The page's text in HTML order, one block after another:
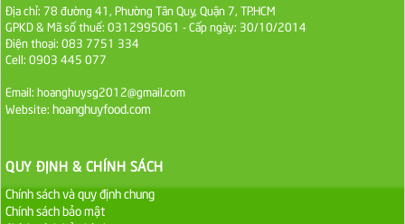
Sa Tế Tôm Cholimex PET Hũ 450g
Ớt Sa Tế Cholimex Hũ Thuỷ Tinh 150g
Nước tương cholimex 4,9L
75.000 VND
Địa chỉ: 78 đường 41, Phường Tân Quy, Quận 7, TP.HCM
GPKD & Mã số thuế: 0312995061 - Cấp ngày: 30/10/2014
Điện thoại: 083 7751 334
Cell: 0903 445 077
Email: hoanghuysg2012@gmail.com
Website: hoanghuyfood.com
QUY ĐỊNH & CHÍNH SÁCH
Chính sách và quy định chung
Chính sách bảo mật